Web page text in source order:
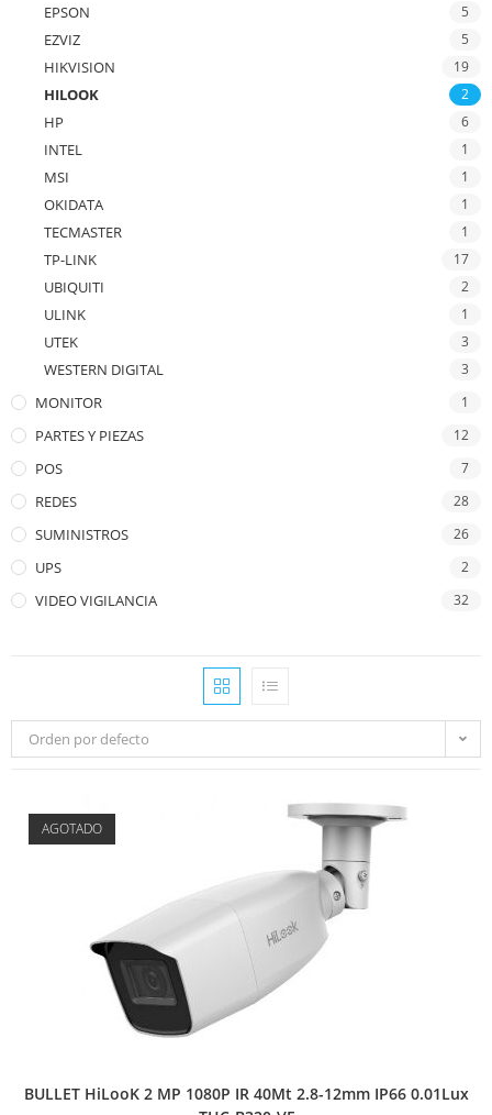
EPSON 5
EZVIZ 5
HIKVISION 19
HILOOK 2
HP 6
INTEL 1
MSI 1
OKIDATA 1
TECMASTER 1
TP-LINK 17
UBIQUITI 2
ULINK 1
UTEK 3
WESTERN DIGITAL 3
MONITOR 1
PARTES Y PIEZAS 12
POS 7
REDES 28
SUMINISTROS 26
UPS 2
VIDEO VIGILANCIA 32
Orden por defecto
AGOTADO
BULLET HiLooK 2 MP 1080P IR 40Mt 2.8-12mm IP66 0.01Lux